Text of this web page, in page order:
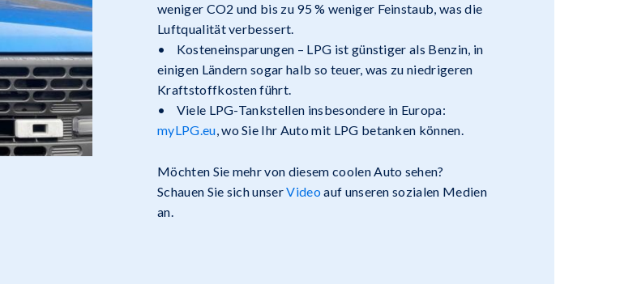
weniger CO2 und bis zu 95 % weniger Feinstaub, was die
Luftqualität verbessert.
• Kosteneinsparungen – LPG ist günstiger als Benzin, in
einigen Ländern sogar halb so teuer, was zu niedrigeren
Kraftstoffkosten führt.
• Viele LPG-Tankstellen insbesondere in Europa:
myLPG.eu, wo Sie Ihr Auto mit LPG betanken können.
Möchten Sie mehr von diesem coolen Auto sehen?
Schauen Sie sich unserVideoauf unseren sozialen Medien
an.